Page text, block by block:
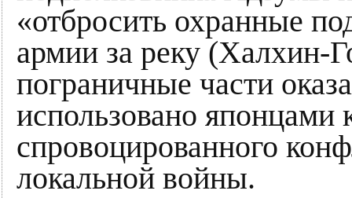
«отбросить охранные
армии за реку (Халхин-
пограничные части
использовано японцами
спровоцированного
локальной войны.